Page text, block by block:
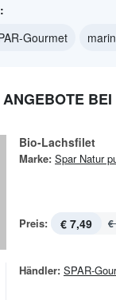
Gourmet
Bio-Lachsfilet
Marke: Spar Natur
Preis: € 7,49 €
Händler: SPAR-